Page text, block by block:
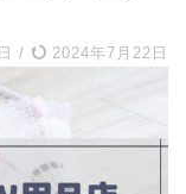
/ 2024年7月22日